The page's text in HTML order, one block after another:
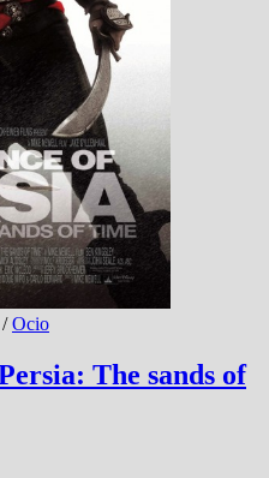
/Ocio
The sands of